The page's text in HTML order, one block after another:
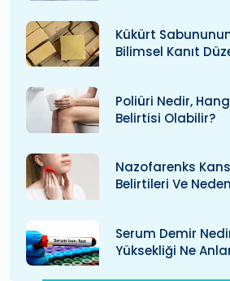
Kükürt
Bilimsel Kanıt
Poliüri Nedir,
Belirtisi Olabilir?
Nazofarenks
Belirtileri Ve
Serum Demir
Yüksekliği Ne